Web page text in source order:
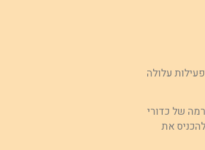
עלולה
של כדורי
את